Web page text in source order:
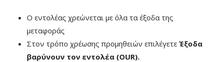
Ο εντολέας χρεώνεται με όλα τα έξοδα της
μεταφοράς
Στον τρόπο χρέωσης προμηθειών επιλέγετε Έξοδα
βαρύνουν τον εντολέα (ΟUR).